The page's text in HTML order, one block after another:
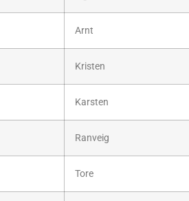
Arnt
Kristen
Karsten
Ranveig
Tore